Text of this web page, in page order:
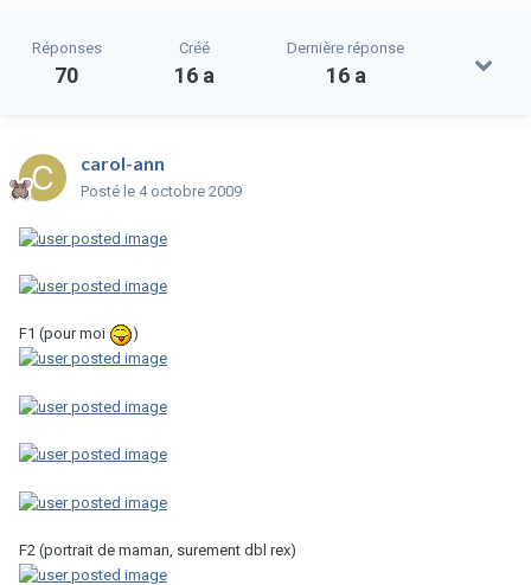
Réponses
70
Créé
16 a
Dernière réponse
16 a
carol-ann
Posté le 4 octobre 2009
F1 (pour moi )
F2 (portrait de maman, surement dbl rex)